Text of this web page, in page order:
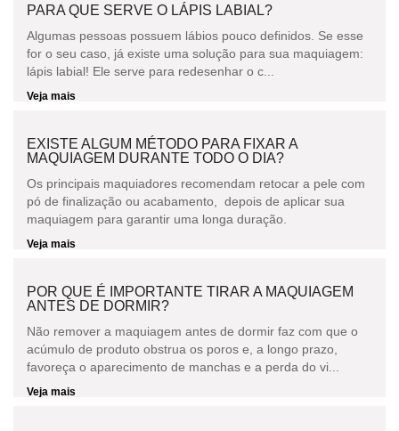
PARA QUE SERVE O LÁPIS LABIAL?
Algumas pessoas possuem lábios pouco definidos. Se esse
for o seu caso, já existe uma solução para sua maquiagem:
lápis labial! Ele serve para redesenhar o c...
Veja mais
EXISTE ALGUM MÉTODO PARA FIXAR A
MAQUIAGEM DURANTE TODO O DIA?
Os principais maquiadores recomendam retocar a pele com
pó de finalização ou acabamento, depois de aplicar sua
maquiagem para garantir uma longa duração.
Veja mais
POR QUE É IMPORTANTE TIRAR A MAQUIAGEM
ANTES DE DORMIR?
Não remover a maquiagem antes de dormir faz com que o
acúmulo de produto obstrua os poros e, a longo prazo,
favoreça o aparecimento de manchas e a perda do vi...
Veja mais